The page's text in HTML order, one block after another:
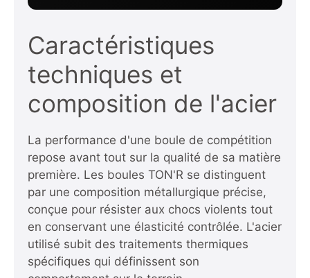
Caractéristiques
techniques et
composition de l'acier
La performance d'une boule de compétition
repose avant tout sur la qualité de sa matière
première. Les boules TON'R se distinguent
par une composition métallurgique précise,
conçue pour résister aux chocs violents tout
en conservant une élasticité contrôlée. L'acier
utilisé subit des traitements thermiques
spécifiques qui définissent son